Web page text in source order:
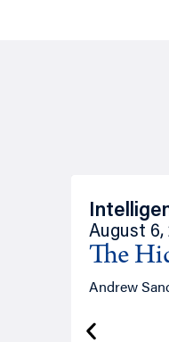
August 6,
The
Andrew